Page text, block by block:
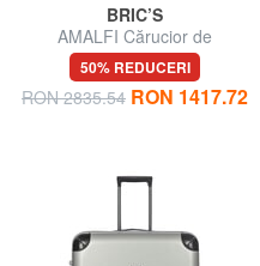
BRIC’S
AMALFI Cărucior de
dimensiune medie
50% REDUCERI
RON 2835.54 RON 1417.72